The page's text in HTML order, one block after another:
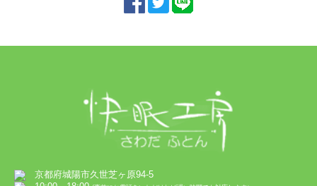
京都府城陽市久世芝ヶ原94-5